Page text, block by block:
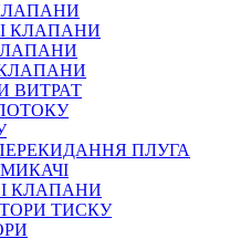
КЛАПАНИ
КЛАПАНИ
ВИТРАТ
ПЛУГА
КЛАПАНИ
ТИСКУ